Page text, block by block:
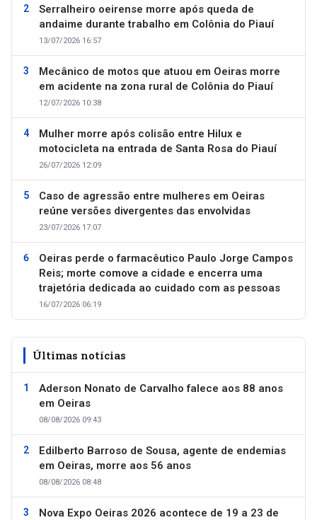
Serralheiro oeirense morre após queda de
andaime durante trabalho em Colônia do Piauí
13/07/2026 16:57
Mecânico de motos que atuou em Oeiras morre
em acidente na zona rural de Colônia do Piauí
12/07/2026 10:38
Mulher morre após colisão entre Hilux e
motocicleta na entrada de Santa Rosa do Piauí
26/07/2026 12:09
Caso de agressão entre mulheres em Oeiras
reúne versões divergentes das envolvidas
23/07/2026 17:07
Oeiras perde o farmacêutico Paulo Jorge Campos
Reis; morte comove a cidade e encerra uma
trajetória dedicada ao cuidado com as pessoas
16/07/2026 06:19
Últimas notícias
Aderson Nonato de Carvalho falece aos 88 anos
em Oeiras
08/08/2026 09:43
Edilberto Barroso de Sousa, agente de endemias
em Oeiras, morre aos 56 anos
08/08/2026 08:48
Nova Expo Oeiras 2026 acontece de 19 a 23 de